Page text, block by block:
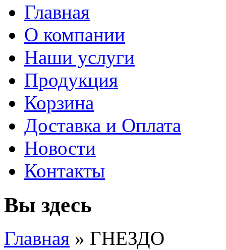
Главная
О компании
Наши услуги
Продукция
Корзина
Доставка и Оплата
Новости
Контакты
Вы здесь
Главная » ГНЕЗДО